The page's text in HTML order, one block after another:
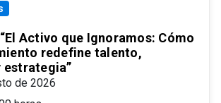
Activo que Ignoramos: Cómo
redefine talento,
estrategia”
de 2026